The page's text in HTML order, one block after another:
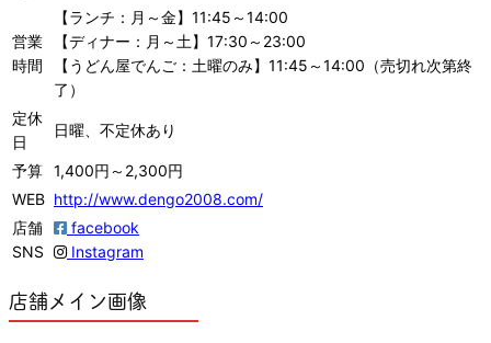
営業
時間
【ランチ：月～金】11:45～14:00
【ディナー：月～土】17:30～23:00
【うどん屋でんご：土曜のみ】11:45～14:00（売切れ次第終
了）
定休
日
日曜、不定休あり
予算 1,400円～2,300円
WEB http://www.dengo2008.com/
店舗
SNS
facebook
Instagram
店舗メイン画像